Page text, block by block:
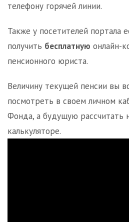
телефону горячей линии.
Также у посетителей портала
получить бесплатную онлайн-
пенсионного юриста.
Величину текущей пенсии вы
посмотреть в своем личном
Фонда, а будущую рассчитать
калькуляторе.